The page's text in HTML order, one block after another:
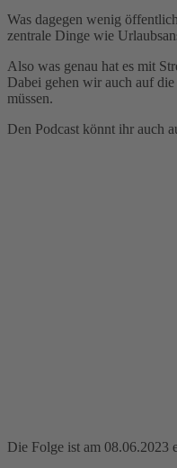
Was dagegen wenig
zentrale Dinge wie
Also was genau hat es mit
Dabei gehen wir auch auf
müssen.
Den Podcast könnt ihr auch
Die Folge ist am 08.06.2023